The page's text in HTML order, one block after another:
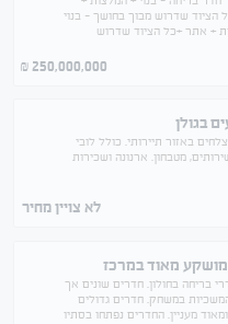
הציוד שדרוש מבוך בחושך - בנוי
+ אתר +כל הציוד שדרוש
250,000,000
₪
בגולן
באזור תיירותי. כולל לובי
מטבחון. ארנונה ושכירות
לא צויין מחיר
מאוד במרכז
בריחה בחולון. חדרים שונים אך
במשחק. חדרים גדולים
מעניין. החדרים נפתחו בסתיו